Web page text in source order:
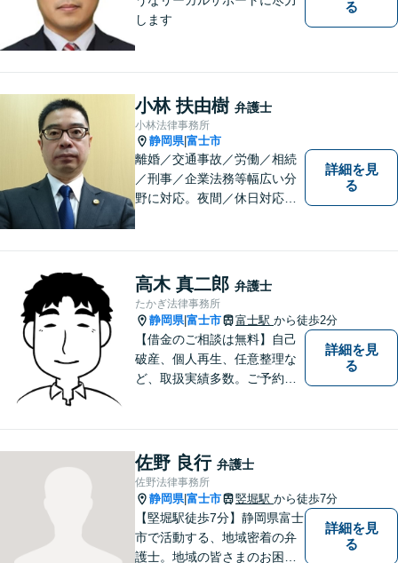
します
る
小林 扶由樹 弁護士
小林法律事務所
静岡県|富士市
離婚／交通事故／労働／相続
／刑事／企業法務等幅広い分
野に対応。夜間／休日対応
っていません
詳細を見
る
高木 真二郎 弁護士
たかぎ法律事務所
静岡県|富士市 富士駅 から徒歩2分
【借金のご相談は無料】自己
破産、個人再生、任意整理な
ど、取扱実績多数。ご予約の
す。
詳細を見
る
佐野 良行 弁護士
佐野法律事務所
静岡県|富士市 竪堀駅 から徒歩7分
【堅堀駅徒歩7分】静岡県富士
市で活動する、地域密着の弁
護士。地域の皆さまのお困り
詳細を見
る